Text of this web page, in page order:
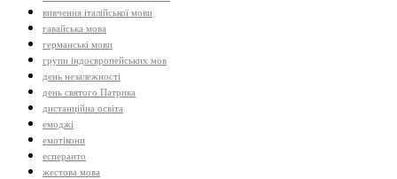
вивчення італійської мови
гавайська мова
германські мови
групи індоєвропейських мов
день незалежності
день святого Патрика
дистанційна освіта
емоджі
емотікони
есперанто
жестова мова